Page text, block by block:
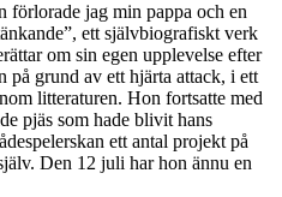
förlorade jag min pappa och en
ett självbiografiskt verk
om sin egen upplevelse efter
på grund av ett hjärta attack, i ett
litteraturen. Hon fortsatte med
pjäs som hade blivit hans
ett antal projekt på
Den 12 juli har hon ännu en